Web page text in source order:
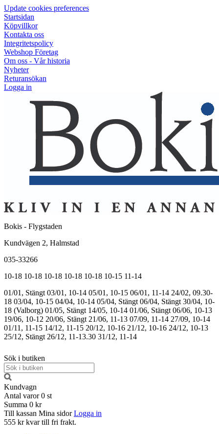
Update cookies preferences
Startsidan
Köpvillkor
Kontakta oss
Integritetspolicy
Webshop Företag
Om oss - Vår historia
Nyheter
Returansökan
Logga in
Bokis - Flygstaden
Kundvägen 2, Halmstad
035-33266
10-18 10-18 10-18 10-18 10-18 10-15 11-14
01/01, Stängt 03/01, 10-14 05/01, 10-15 06/01, 11-14 24/02, 09.30-
18 03/04, 10-15 04/04, 10-14 05/04, Stängt 06/04, Stängt 30/04, 10-
18 (Valborg) 01/05, Stängt 14/05, 10-14 01/06, Stängt 06/06, 10-13
19/06, 10-12 20/06, Stängt 21/06, 11-13 07/09, 11-14 27/09, 10-14
01/11, 11-15 14/12, 11-15 20/12, 10-16 21/12, 10-16 24/12, 10-13
25/12, Stängt 26/12, 11-13.30 31/12, 11-14
Sök i butiken
Kundvagn
Antal varor 0 st
Summa 0 kr
Till kassan Mina sidor Logga in
555 kr kvar till fri frakt.